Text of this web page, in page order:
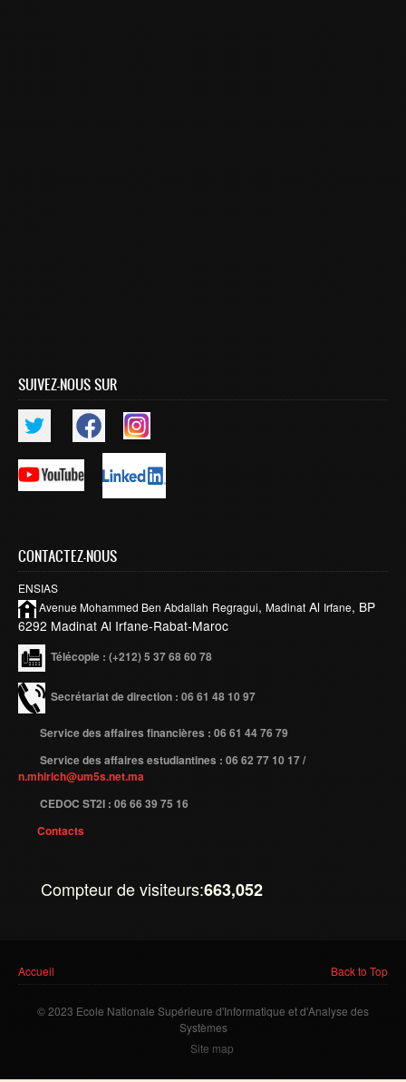
Valorisation
Documents
Brevets d’inventions
Politique
INTERNATIONAL
Accueil d'étudiants
Etudier à l'étranger
Projets
Projet TEMPUS SERMANTEQ
Partenaires
Contrats de recherche
Recrutement des lauréats
SUIVEZ-NOUS SUR
CONTACTEZ-NOUS
ENSIAS
Avenue Mohammed Ben Abdallah Regragui, Madinat Al Irfane, BP
6292 Madinat Al Irfane-Rabat-Maroc
Télécopie : (+212) 5 37 68 60 78
Secrétariat de direction : 06 61 48 10 97
Service des affaires financières : 06 61 44 76 79
Service des affaires estudiantines : 06 62 77 10 17 /
n.mhirich@um5s.net.ma
CEDOC ST2I : 06 66 39 75 16
Contacts
Compteur de visiteurs:663,052
Vous êtes ici
Accueil Back to Top
© 2023 Ecole Nationale Supérieure d'Informatique et d'Analyse des
Systèmes
Site map